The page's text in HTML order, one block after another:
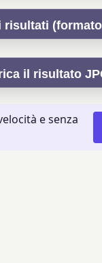
risultati
il risultato
e senza